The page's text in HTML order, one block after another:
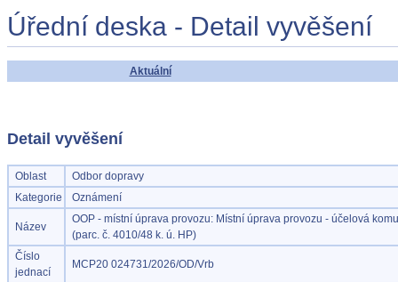
Úřední deska - Detail vyvěšení
Aktuální
Detail vyvěšení
Oblast
Odbor dopravy
Kategorie
Oznámení
Název
OOP - místní úprava provozu: Místní úprava provozu - účelová
(parc. č. 4010/48 k. ú. HP)
Číslo
jednací
MCP20 024731/2026/OD/Vrb